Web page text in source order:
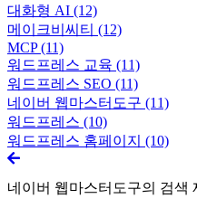
대화형 AI (12)
메이크비씨티 (12)
MCP(11)
워드프레스 교육 (11)
워드프레스 SEO (11)
네이버 웹마스터도구 (11)
워드프레스 (10)
워드프레스 홈페이지 (10)
네이버 웹마스터도구의 검색